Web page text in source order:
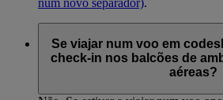
Se viajar num voo em
check-in nos balcões de
aéreas?